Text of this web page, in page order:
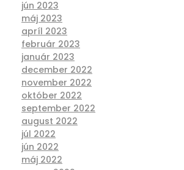
jún 2023
máj 2023
apríl 2023
február 2023
január 2023
december 2022
november 2022
október 2022
september 2022
august 2022
júl 2022
jún 2022
máj 2022